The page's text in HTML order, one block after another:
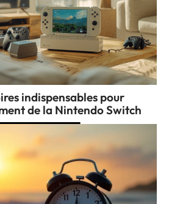
indispensables pour
de la Nintendo Switch